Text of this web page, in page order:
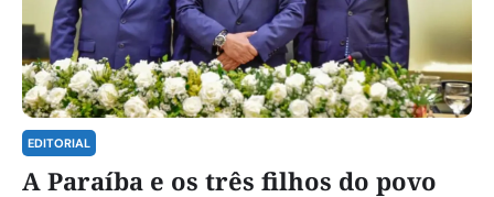
EDITORIAL
A Paraíba e os três filhos do povo